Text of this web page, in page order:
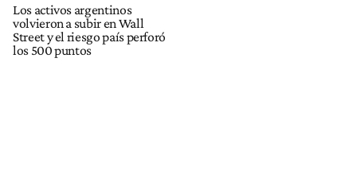
Los activos argentinos
volvieron a subir en Wall
Street y el riesgo país perforó
los 500 puntos